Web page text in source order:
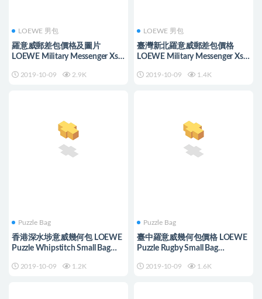
LOEWE 男包
羅意威郵差包價格及圖片
LOEWE Military Messenger Xs
2019-10-09 2.9K
LOEWE 男包
臺灣新北羅意威郵差包價格
LOEWE Military Messenger Xs
2019-10-09 1.4K
Puzzle Bag
香港深水埗意威幾何包 LOEWE
Puzzle Whipstitch Small Bag
2019-10-09 1.2K
Puzzle Bag
臺中羅意威幾何包價格 LOEWE
Puzzle Rugby Small Bag
2019-10-09 1.6K